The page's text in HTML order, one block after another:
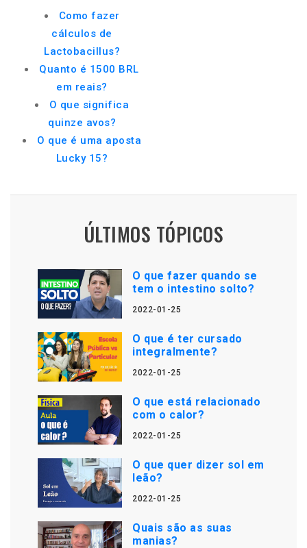
Como fazer
cálculos de
Lactobacillus?
Quanto é 1500 BRL
em reais?
O que significa
quinze avos?
O que é uma aposta
Lucky 15?
ÚLTIMOS TÓPICOS
O que fazer quando se
tem o intestino solto?
2022-01-25
O que é ter cursado
integralmente?
2022-01-25
O que está relacionado
com o calor?
2022-01-25
O que quer dizer sol em
leão?
2022-01-25
Quais são as suas
manias?